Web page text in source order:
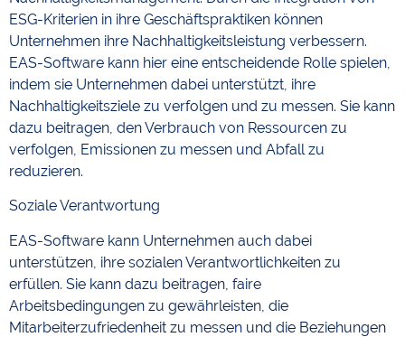
ESG-Kriterien in ihre Geschäftspraktiken können
Unternehmen ihre Nachhaltigkeitsleistung verbessern.
EAS-Software kann hier eine entscheidende Rolle spielen,
indem sie Unternehmen dabei unterstützt, ihre
Nachhaltigkeitsziele zu verfolgen und zu messen. Sie kann
dazu beitragen, den Verbrauch von Ressourcen zu
verfolgen, Emissionen zu messen und Abfall zu
reduzieren.
Soziale Verantwortung
EAS-Software kann Unternehmen auch dabei
unterstützen, ihre sozialen Verantwortlichkeiten zu
erfüllen. Sie kann dazu beitragen, faire
Arbeitsbedingungen zu gewährleisten, die
Mitarbeiterzufriedenheit zu messen und die Beziehungen